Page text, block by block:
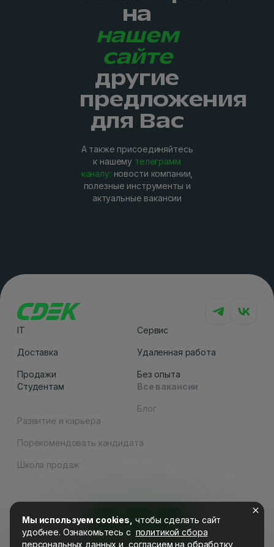
на
нашем
сайте
другие
предложения
для Вас
А также присоединяйтесь
к нашему телеграмм
каналу: новости компании,
полезные инструменты и
актуальные вакансии
Мы используем cookies, чтобы сделать сайт
удобнее. Ознакомьтесь c политикой сбора
персональных данных и согласием на обработку
IT
Доставка
Продажи
Сервис
Удаленная работа
Без опыта
Студентам
Все вакансии
Блог
Развитие и карьера
Порекомендовать кандидата
Школа продаж